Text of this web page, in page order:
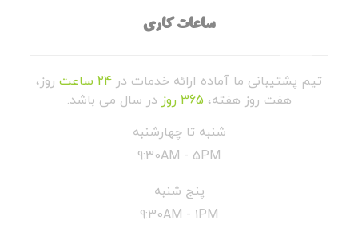
ساعات کاری
تیم پشتیبانی ما آماده ارائه خدمات در 24 ساعت
روز،
هفت روز هفته، 365 روز
در سال می باشد.
شنبه تا چهارشنبه
9:30AM - 5PM
پنج شنبه
9:30AM - 1PM